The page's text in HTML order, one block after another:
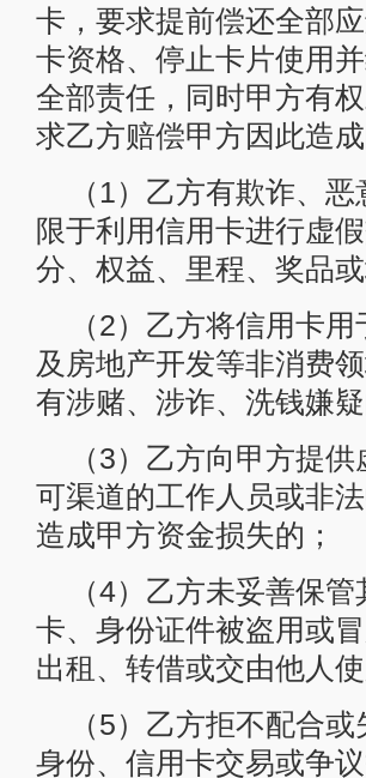
卡，要求提前偿还全部
卡资格、停止卡片使用
全部责任，同时甲方有
求乙方赔偿甲方因此造
（1）乙方有欺诈、
限于利用信用卡进行虚
分、权益、里程、奖品
（2）乙方将信用卡
及房地产开发等非消费
有涉赌、涉诈、洗钱嫌疑
（3）乙方向甲方提
可渠道的工作人员或非
造成甲方资金损失的；
（4）乙方未妥善保
卡、身份证件被盗用或
出租、转借或交由他人使
（5）乙方拒不配合
身份、信用卡交易或争